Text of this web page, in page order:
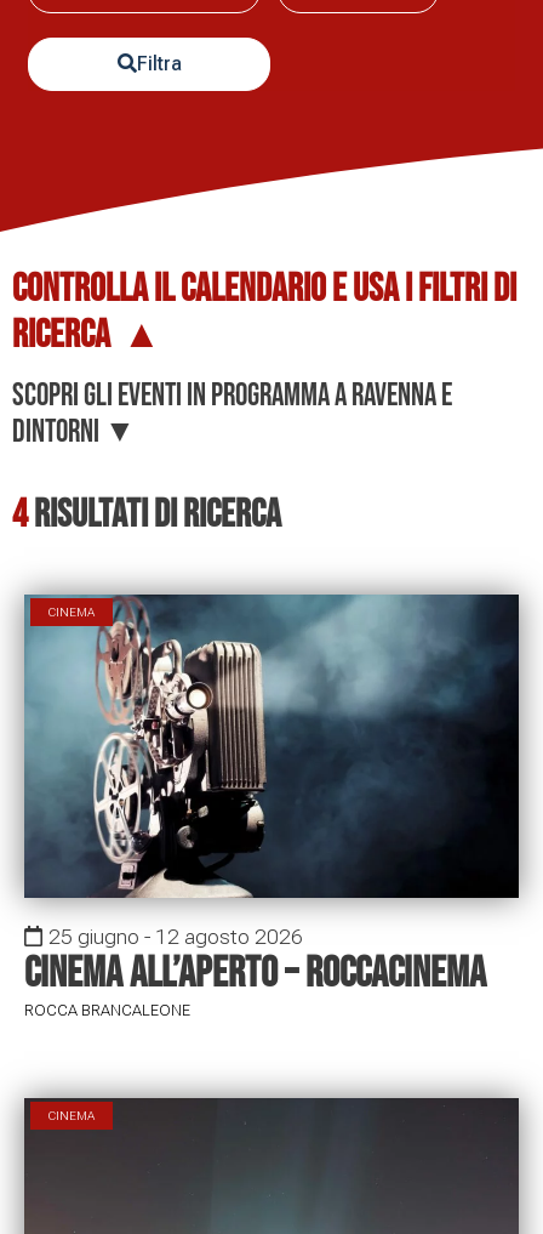
Filtra
Controlla ilCALENDARIOe usa iFILTRI DI
RICERCA ▲
Scopri gli eventi in programma a Ravenna e
dintorni ▼
4Risultati di ricerca
CINEMA
25 giugno - 12 agosto 2026
Cinema all’aperto – RoccaCinema
ROCCA BRANCALEONE
CINEMA